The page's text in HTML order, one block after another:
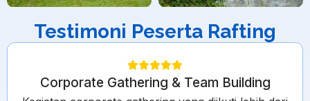
Testimoni Peserta Rafting
Corporate Gathering & Team Building